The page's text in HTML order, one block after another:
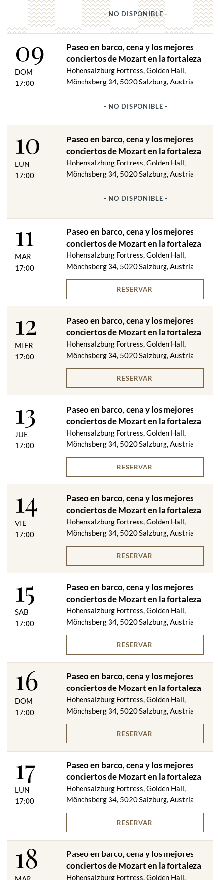
Extracto del programa
Conjunto Mozart de Salzburgo
W. A. ​​MOZART: "UNA PEQUEÑA MÚSICA NOCTURNA"
WA MOZART: Cuarteto con piano
J. HAYDN: Cuarteto de cuerdas
WA MOZART: Quinteto de clarinetes
F. SCHUBERT: Trucha Quinteto
Orquesta de Cámara Mozart de Salzburgo
mayo hasta octubre
todos los jueves, viernes, sábado
Únicos en Salzburgo son los "Conciertos de la Orquesta de
Salón Dorado en la Fortaleza de Hohensalzburg de 900 años de
orquesta de cámara con tradición, altamente profesional y
solicitada internacionalmente, toca en elencos de diferentes
tamaños, especialmente los tesoros musicales de Wolfgang
Amadeus Mozart y Johann Strauss.
W. A. ​​MOZART: "UNA PEQUEÑA MÚSICA NOCTURNA"
WA MOZART: Sinfonía K. 138
WA MOZART: Concierto para piano
A. VIVALDI: Las cuatro estaciones
A. DVORAK: Vals
¡Sujeto a cambios de programa!
Pasteles de la jornada de Salzburgo con dos pastas para untar
diferentes
Consomé de ternera con albóndigas
Suprema de pechuga de pollo de cebada sobre arroz de verduras
con salsa de frutas
vegetariano.
Incluido en el precio:
Paseo en barco 1
Cena (bebidas no incluidas) en el restaurante panorámico de la
¡Cambios de menú reservados!
CENA VIP:
Pasteles de la jornada de Salzburgo con dos pastas para untar
Sopa de vino blanco con almendras Marcona tostadas
Costillar de ternera local cocinado al vacío sobre guisantes
trufados - puré de patata y tomate de Roma a la plancha
Trucha dorada de Salzburgo "Müllerin Art" con patatas al
"Albóndigas de Salzburgo"
Previa solicitud, también estaremos encantados de servirle un
menú vegetariano.
¡Cambios de menú reservados!
Paseo en barco 1
Festungsbahn (ascenso y descenso)
Cena VIP (bebidas no incluidas) en el restaurante panorámico
de la Fortaleza de Hohensalzburg - si el tiempo lo permite y la
- NO DISPONIBLE -
09
DOM
17:00
Paseo en barco, cena y los mejores
conciertos de Mozart en la fortaleza
Hohensalzburg Fortress, Golden Hall,
Mönchsberg 34, 5020 Salzburg, Austria
- NO DISPONIBLE -
10
LUN
17:00
Paseo en barco, cena y los mejores
conciertos de Mozart en la fortaleza
Hohensalzburg Fortress, Golden Hall,
Mönchsberg 34, 5020 Salzburg, Austria
- NO DISPONIBLE -
11
MAR
17:00
Paseo en barco, cena y los mejores
conciertos de Mozart en la fortaleza
Hohensalzburg Fortress, Golden Hall,
Mönchsberg 34, 5020 Salzburg, Austria
RESERVAR
12
MIER
17:00
Paseo en barco, cena y los mejores
conciertos de Mozart en la fortaleza
Hohensalzburg Fortress, Golden Hall,
Mönchsberg 34, 5020 Salzburg, Austria
RESERVAR
13
JUE
17:00
Paseo en barco, cena y los mejores
conciertos de Mozart en la fortaleza
Hohensalzburg Fortress, Golden Hall,
Mönchsberg 34, 5020 Salzburg, Austria
RESERVAR
14
VIE
17:00
Paseo en barco, cena y los mejores
conciertos de Mozart en la fortaleza
Hohensalzburg Fortress, Golden Hall,
Mönchsberg 34, 5020 Salzburg, Austria
RESERVAR
15
SAB
17:00
Paseo en barco, cena y los mejores
conciertos de Mozart en la fortaleza
Hohensalzburg Fortress, Golden Hall,
Mönchsberg 34, 5020 Salzburg, Austria
RESERVAR
16
DOM
17:00
Paseo en barco, cena y los mejores
conciertos de Mozart en la fortaleza
Hohensalzburg Fortress, Golden Hall,
Mönchsberg 34, 5020 Salzburg, Austria
RESERVAR
17
LUN
17:00
Paseo en barco, cena y los mejores
conciertos de Mozart en la fortaleza
Hohensalzburg Fortress, Golden Hall,
Mönchsberg 34, 5020 Salzburg, Austria
RESERVAR
18
Paseo en barco, cena y los mejores
conciertos de Mozart en la fortaleza
Hohensalzburg Fortress, Golden Hall,